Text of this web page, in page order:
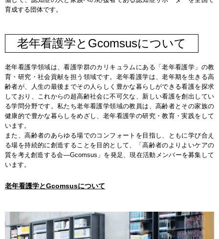
育成する団体です。
老年看護学とGcomsusについて
老年看護学領域は、看護学群のカリキュラムにある「老年看護学」の教
育・研究・社会貢献を担う領域です。老年看護学は、老年期を生きる高
齢者が、人生の最後までその人らしく豊かな暮らしができる看護を探求
しており、これからの超高齢社会に不可欠な、新しい看護を創出してい
る学問分野です。私たち老年看護学領域の教員は、高齢者とその家族の
健康的で豊かな暮らしをめざし、老年看護学の研究・教育・実践をして
います。
また、高齢者のあらゆる場でのコンフォートを目指し、ともに学び合え
る場を持続的に創造することを目的として、「高齢者のよりよいケアの
質を考え創造する会―Gcomsus」を発足、現在活動メンバーを募集して
います。
老年看護学とGcomsusについて